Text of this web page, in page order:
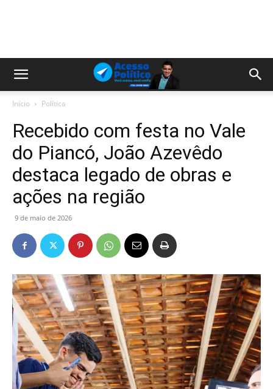
Início Política
Recebido com festa no Vale
do Piancó, João Azevêdo
destaca legado de obras e
ações na região
9 de maio de 2026